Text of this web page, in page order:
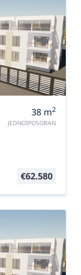
38 m2
JEDNOIPOSOBAN
€62.580